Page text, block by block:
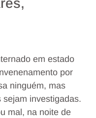
em estado
por
ninguém, mas
investigadas.
mal, na noite de